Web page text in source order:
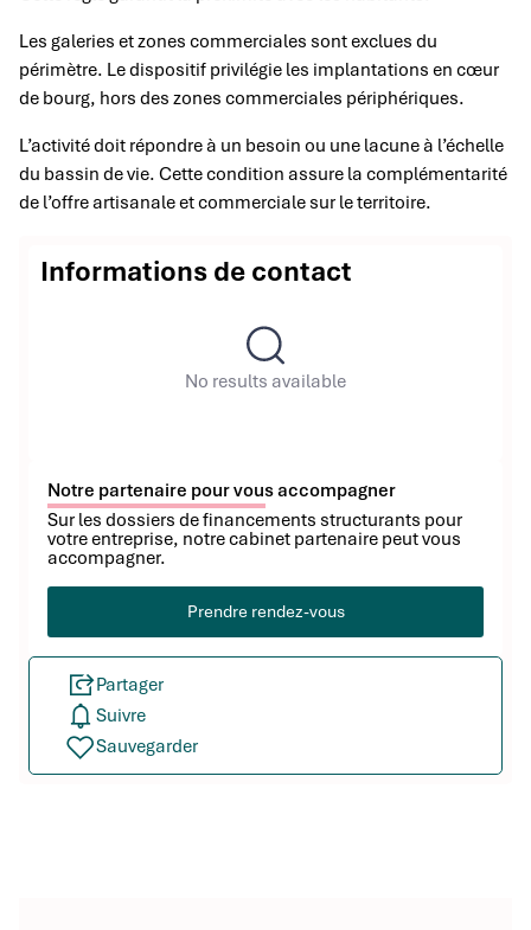
Les galeries et zones commerciales sont exclues du
périmètre. Le dispositif privilégie les implantations en cœur
de bourg, hors des zones commerciales périphériques.
L’activité doit répondre à un besoin ou une lacune à l’échelle
du bassin de vie. Cette condition assure la complémentarité
de l’offre artisanale et commerciale sur le territoire.
Informations de contact
No results available
Notre partenaire pour vous accompagner
Sur les dossiers de financements structurants pour
votre entreprise, notre cabinet partenaire peut vous
accompagner.
Prendre rendez-vous
Partager
Suivre
Sauvegarder